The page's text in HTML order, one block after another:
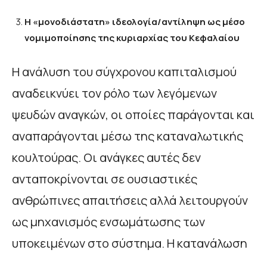
Η «μονοδιάστατη» ιδεολογία/αντίληψη ως μέσο
νομιμοποίησης της κυριαρχίας του Κεφαλαίου
Η ανάλυση του σύγχρονου καπιταλισμού
αναδεικνύει τον ρόλο των λεγόμενων
ψευδών αναγκών, οι οποίες παράγονται και
αναπαράγονται μέσω της καταναλωτικής
κουλτούρας. Οι ανάγκες αυτές δεν
ανταποκρίνονται σε ουσιαστικές
ανθρώπινες απαιτήσεις αλλά λειτουργούν
ως μηχανισμός ενσωμάτωσης των
υποκειμένων στο σύστημα. Η κατανάλωση